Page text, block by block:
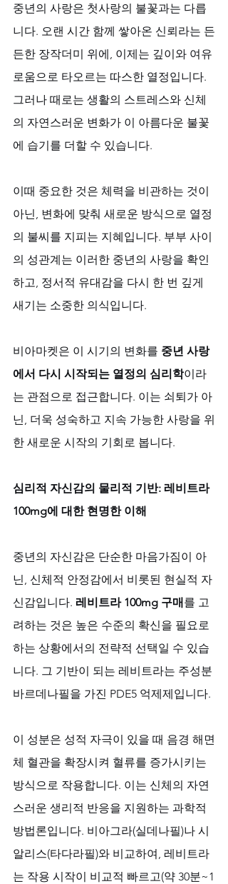
중년의 사랑은 첫사랑의 불꽃과는 다릅
니다. 오랜 시간 함께 쌓아온 신뢰라는 든
든한 장작더미 위에, 이제는 깊이와 여유
로움으로 타오르는 따스한 열정입니다.
그러나 때로는 생활의 스트레스와 신체
의 자연스러운 변화가 이 아름다운 불꽃
에 습기를 더할 수 있습니다.
이때 중요한 것은 체력을 비관하는 것이
아닌, 변화에 맞춰 새로운 방식으로 열정
의 불씨를 지피는 지혜입니다. 부부 사이
의 성관계는 이러한 중년의 사랑을 확인
하고, 정서적 유대감을 다시 한 번 깊게
새기는 소중한 의식입니다.
비아마켓은 이 시기의 변화를 중년 사랑
에서 다시 시작되는 열정의 심리학이라
는 관점으로 접근합니다. 이는 쇠퇴가 아
닌, 더욱 성숙하고 지속 가능한 사랑을 위
한 새로운 시작의 기회로 봅니다.
심리적 자신감의 물리적 기반: 레비트라
100mg에 대한 현명한 이해
중년의 자신감은 단순한 마음가짐이 아
닌, 신체적 안정감에서 비롯된 현실적 자
신감입니다. 레비트라 100mg 구매를 고
려하는 것은 높은 수준의 확신을 필요로
하는 상황에서의 전략적 선택일 수 있습
니다. 그 기반이 되는 레비트라는 주성분
바르데나필을 가진 PDE5 억제제입니다.
이 성분은 성적 자극이 있을 때 음경 해면
체 혈관을 확장시켜 혈류를 증가시키는
방식으로 작용합니다. 이는 신체의 자연
스러운 생리적 반응을 지원하는 과학적
방법론입니다. 비아그라(실데나필)나 시
알리스(타다라필)와 비교하여, 레비트라
는 작용 시작이 비교적 빠르고(약 30분~1